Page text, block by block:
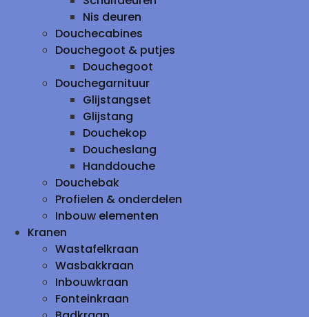
Nis deuren
Douchecabines
Douchegoot & putjes
Douchegoot
Douchegarnituur
Glijstangset
Glijstang
Douchekop
Doucheslang
Handdouche
Douchebak
Profielen & onderdelen
Inbouw elementen
Kranen
Wastafelkraan
Wasbakkraan
Inbouwkraan
Fonteinkraan